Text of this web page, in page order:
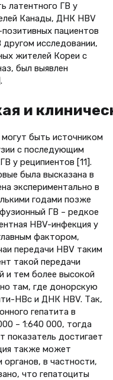
латентного ГВ у
Канады, ДНК НВV
пациентов
исследовании,
жителей Кореи с
был выявлен
и
быть источником
с последующим
у реципиентов [11].
была высказана в
экспериментально в
годами позже
ГВ – редкое
HBV-инфекция у
фактором,
передачи НВV таким
такой передачи
и тем более высокой
там, где донорскую
HBc и ДНК НВV. Так,
гепатита в
– 1:640 000, тогда
показатель достигает
также может
органов, в частности,
что гепатоциты